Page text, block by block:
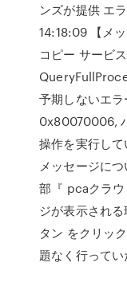
ンズが提供 エ
14:18:09 【メ
コピー サービ
予期しないエ
0x80070006,
操作を実行し
メッセージに
部『 pcaクラ
ジが表示され
タン をクリッ
題なく行ってい